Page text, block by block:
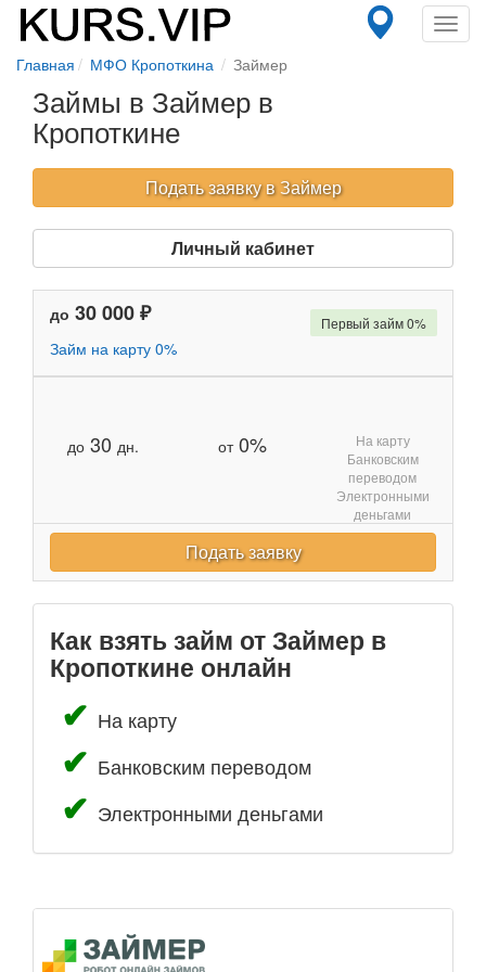
Главная МФО Кропоткина Займер
Займы в Займер в
Кропоткине
Подать заявку в Займер
Личный кабинет
до 30 000 ₽
Займ на карту 0%
до 30 дн. от0%
Первый займ 0%
На карту
Банковским
переводом
Электронными
деньгами
Подать заявку
Как взять займ от Займер в
Кропоткине онлайн
На карту
Банковским переводом
Электронными деньгами